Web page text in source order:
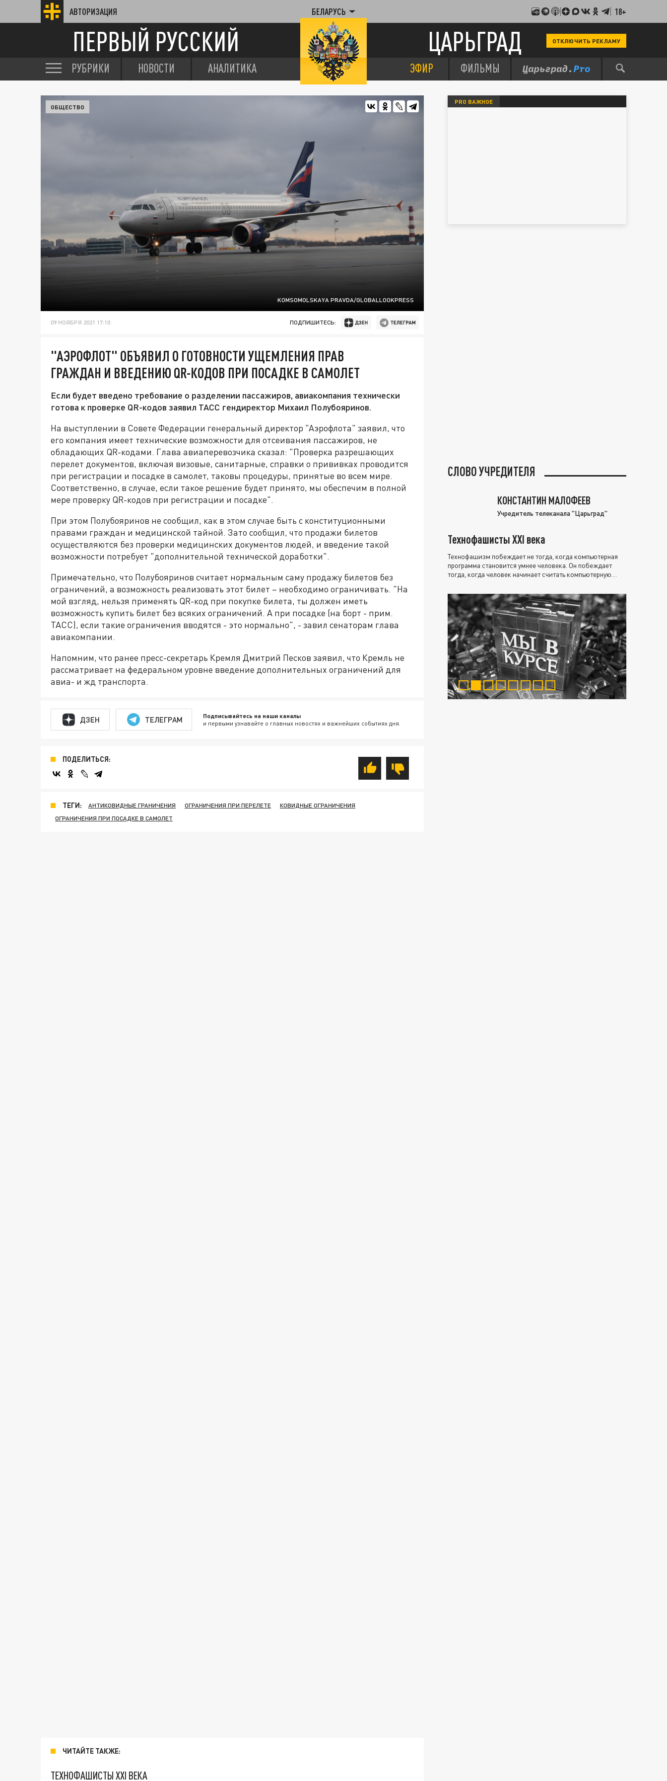
АВТОРИЗАЦИЯ БЕЛАРУСЬ 18+
ПЕРВЫЙ РУССКИЙ ЦАРЬГРАД ОТКЛЮЧИТЬ РЕКЛАМУ
РУБРИКИ НОВОСТИ АНАЛИТИКА ЭФИР ФИЛЬМЫ
KOMSOMOLSKAYA PRAVDA/GLOBALLOOKPRESS
ОБЩЕСТВО
09 НОЯБРЯ 2021 17:10 ПОДПИШИТЕСЬ:
"АЭРОФЛОТ" ОБЪЯВИЛ О ГОТОВНОСТИ УЩЕМЛЕНИЯ ПРАВ
ГРАЖДАН И ВВЕДЕНИЮ QR-КОДОВ ПРИ ПОСАДКЕ В САМОЛЕТ
Если будет введено требование о разделении пассажиров, авиакомпания технически
готова к проверке QR-кодов заявил ТАСС гендиректор Михаил Полубояринов.
На выступлении в Совете Федерации генеральный директор "Аэрофлота" заявил, что
его компания имеет технические возможности для отсеивания пассажиров, не
обладающих QR-кодами. Глава авиаперевозчика сказал: "Проверка разрешающих
перелет документов, включая визовые, санитарные, справки о прививках проводится
при регистрации и посадке в самолет, таковы процедуры, принятые во всем мире.
Соответственно, в случае, если такое решение будет принято, мы обеспечим в полной
мере проверку QR-кодов при регистрации и посадке".
При этом Полубояринов не сообщил, как в этом случае быть с конституционными
правами граждан и медицинской тайной. Зато сообщил, что продажи билетов
осуществляются без проверки медицинских документов людей, и введение такой
возможности потребует "дополнительной технической доработки".
Примечательно, что Полубояринов считает нормальным саму продажу билетов без
ограничений, а возможность реализовать этот билет – необходимо ограничивать. "На
мой взгляд, нельзя применять QR-код при покупке билета, ты должен иметь
возможность купить билет без всяких ограничений. А при посадке (на борт - прим.
ТАСС), если такие ограничения вводятся - это нормально", - завил сенаторам глава
авиакомпании.
Напомним, что ранее пресс-секретарь Кремля Дмитрий Песков заявил, что Кремль не
рассматривает на федеральном уровне введение дополнительных ограничений для
авиа- и жд транспорта.
ДЗЕН ТЕЛЕГРАМ Подписывайтесь на наши каналы
и первыми узнавайте о главных новостях и важнейших событиях дня.
ПОДЕЛИТЬСЯ:
ТЕГИ: АНТИКОВИДНЫЕ ГРАНИЧЕНИЯ ОГРАНИЧЕНИЯ ПРИ ПЕРЕЛЕТЕ
КОВИДНЫЕ ОГРАНИЧЕНИЯ
ОГРАНИЧЕНИЯ ПРИ ПОСАДКЕ В САМОЛЕТ
ЧИТАЙТЕ ТАКЖЕ:
ТЕХНОФАШИСТЫ XXI ВЕКА
PRO ВАЖНОЕ
СЛОВО УЧРЕДИТЕЛЯ
КОНСТАНТИН МАЛОФЕЕВ
Учредитель телеканала "Царьград"
Технофашисты XXI века
Технофашизм побеждает не тогда, когда компьютерная
программа становится умнее человека. Он побеждает
тогда, когда человек начинает считать компьютерную